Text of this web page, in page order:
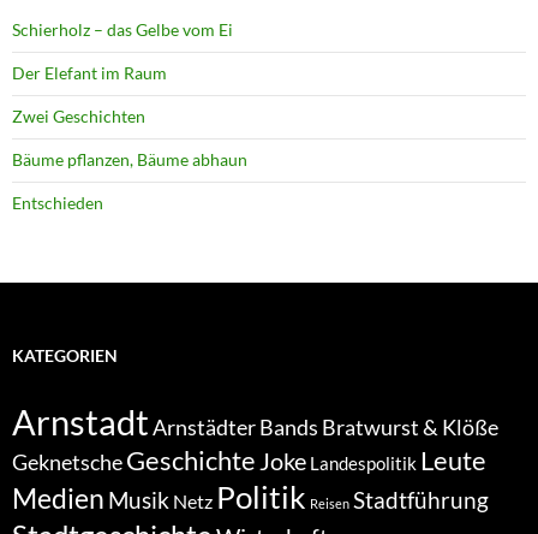
Schierholz – das Gelbe vom Ei
Der Elefant im Raum
Zwei Geschichten
Bäume pflanzen, Bäume abhaun
Entschieden
KATEGORIEN
ArnstadtArnstädter Bands Bratwurst & Klöße
GeknetscheGeschichte Joke Landespolitik Leute
Medien Musik Netz Politik Reisen Stadtführung